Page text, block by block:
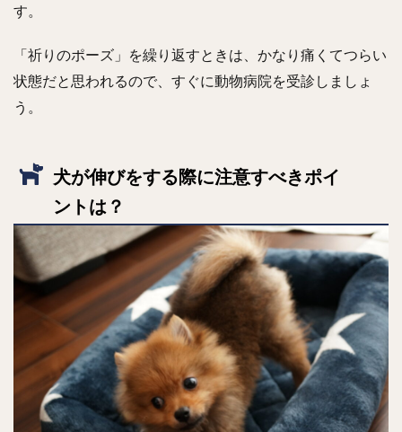
す。
「祈りのポーズ」を繰り返すときは、かなり痛くてつらい
状態だと思われるので、すぐに動物病院を受診しましょ
う。
犬が伸びをする際に注意すべきポイ
ントは？